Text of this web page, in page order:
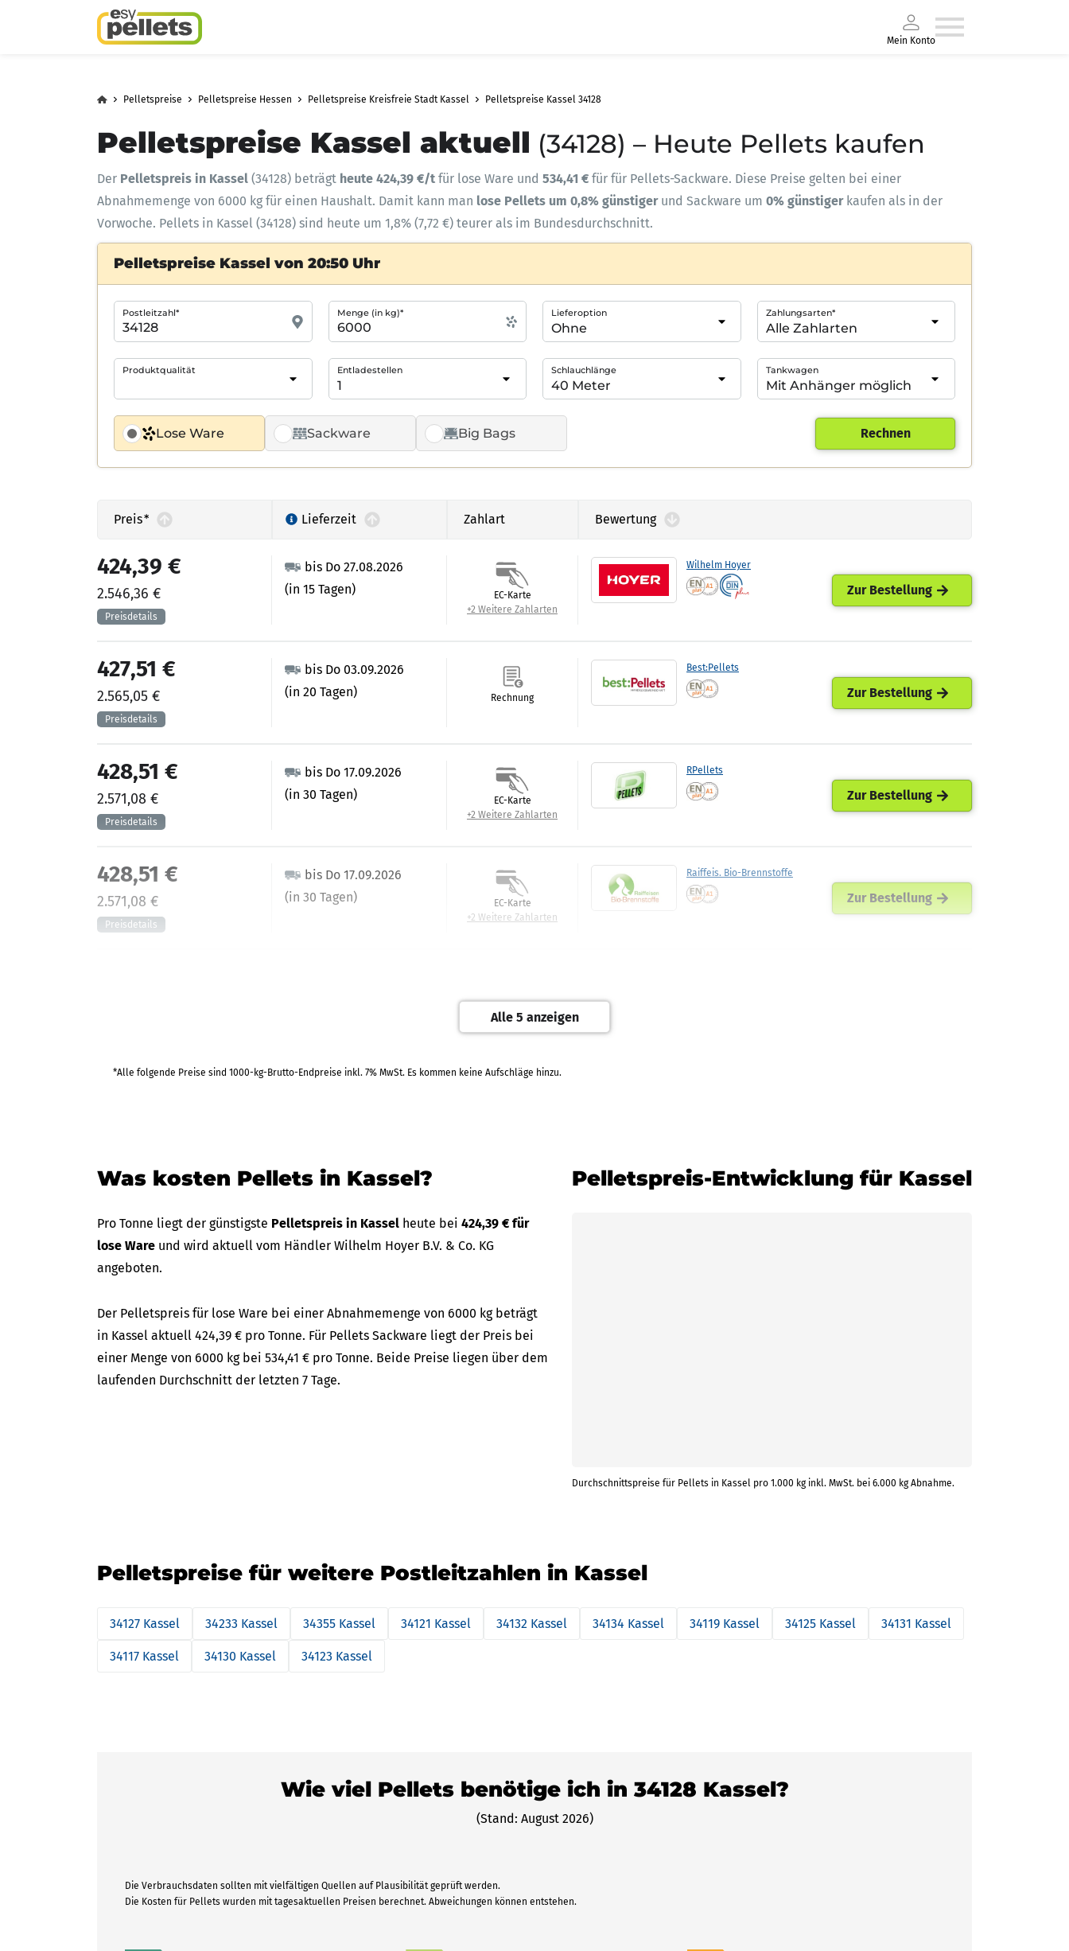
Mein Konto
Pelletspreise Pelletspreise Hessen Pelletspreise Kreisfreie Stadt Kassel Pelletspreise Kassel 34128
Pelletspreise Kassel aktuell (34128) – Heute Pellets kaufen
Der Pelletspreis in Kassel (34128) beträgt heute 424,39 €/t für lose Ware und 534,41 € für für Pellets-Sackware. Diese Preise gelten bei einer
Abnahmemenge von 6000 kg für einen Haushalt. Damit kann man lose Pellets um 0,8% günstiger und Sackware um 0% günstigerkaufen als in der
Vorwoche. Pellets in Kassel (34128) sind heute um 1,8% (7,72 €) teurer als im Bundesdurchschnitt.
Pelletspreise Kassel von 20:50 Uhr
Lose Ware Sackware Big Bags
Postleitzahl* Menge (in kg)* Lieferoption Zahlungsarten*
Produktqualität Entladestellen Schlauchlänge Tankwagen
Rechnen
Preis* Lieferzeit Zahlart Bewertung
Wilhelm Hoyer
bis Do 27.08.2026
(in 15 Tagen)
424,39 €
2.546,36 €
EC-Karte
+2 Weitere Zahlarten
Zur Bestellung
Best:Pellets
bis Do 03.09.2026
(in 20 Tagen)
427,51 €
2.565,05 € Rechnung Zur Bestellung
RPellets
bis Do 17.09.2026
(in 30 Tagen)
428,51 €
2.571,08 €
EC-Karte
+2 Weitere Zahlarten
Zur Bestellung
Raiffeis. Bio-Brennstoffe
bis Do 17.09.2026
(in 30 Tagen)
428,51 €
2.571,08 €
EC-Karte
+2 Weitere Zahlarten
Zur Bestellung
+3 Weitere Zahlarten
Alle 5 anzeigen
*Alle folgende Preise sind 1000-kg-Brutto-Endpreise inkl. 7% MwSt. Es kommen keine Aufschläge hinzu.
Was kosten Pellets in Kassel?
Pro Tonne liegt der günstigste Pelletspreis in Kassel heute bei 424,39 € für
lose Ware und wird aktuell vom Händler Wilhelm Hoyer B.V. & Co. KG
angeboten.
Der Pelletspreis für lose Ware bei einer Abnahmemenge von 6000 kg beträgt
in Kassel aktuell 424,39 € pro Tonne. Für Pellets Sackware liegt der Preis bei
einer Menge von 6000 kg bei 534,41 € pro Tonne. Beide Preise liegen über dem
laufenden Durchschnitt der letzten 7 Tage.
Pelletspreis-Entwicklung für Kassel
Durchschnittspreise für Pellets in Kassel pro 1.000 kg inkl. MwSt. bei 6.000 kg Abnahme.
Pelletspreise für weitere Postleitzahlen in Kassel
34127 Kassel 34233 Kassel 34355 Kassel 34121 Kassel 34132 Kassel 34134 Kassel 34119 Kassel 34125 Kassel 34131 Kassel
34117 Kassel 34130 Kassel 34123 Kassel
Wie viel Pellets benötige ich in 34128 Kassel?
(Stand: August 2026)
Die Verbrauchsdaten sollten mit vielfältigen Quellen auf Plausibilität geprüft werden.
Die Kosten für Pellets wurden mit tagesaktuellen Preisen berechnet. Abweichungen können entstehen.